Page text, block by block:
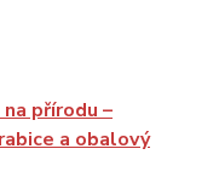
přírodu –
a obalový